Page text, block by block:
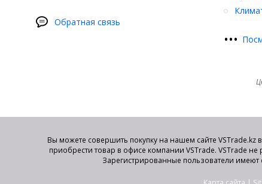
Обратная связь
•••
Вы можете совершить покупку на нашем сайте
приобрести товар в офисе компании VSTrade. VSTrade
Зарегистрированные пользователи